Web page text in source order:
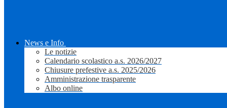
News e Info
Le notizie
Calendario scolastico a.s. 2026/2027
Chiusure prefestive a.s. 2025/2026
Amministrazione trasparente
Albo online